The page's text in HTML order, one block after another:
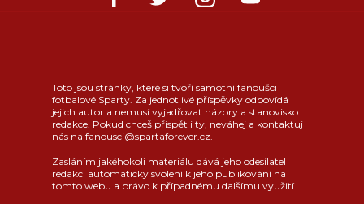
Toto jsou stránky, které si tvoří samotní fanoušci
fotbalové Sparty. Za jednotlivé příspěvky odpovídá
jejich autor a nemusí vyjadřovat názory a stanovisko
redakce. Pokud chceš přispět i ty, neváhej a kontaktuj
nás na fanousci@spartaforever.cz.
Zasláním jakéhokoli materiálu dává jeho odesílatel
redakci automaticky svolení k jeho publikování na
tomto webu a právo k případnému dalšímu využití.